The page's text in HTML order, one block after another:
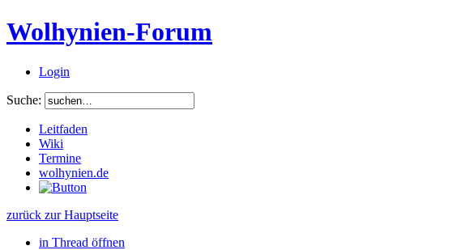
Wolhynien-Forum
Login
Suche:
Leitfaden
Wiki
Termine
wolhynien.de
zurück zur Hauptseite
in Thread öffnen